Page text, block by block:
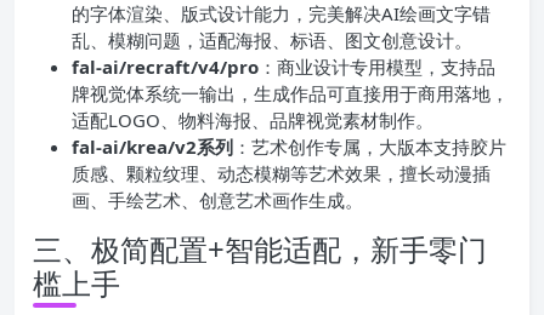
的字体渲染、版式设计能力，完美解决AI绘画文字错
乱、模糊问题，适配海报、标语、图文创意设计。
fal-ai/recraft/v4/pro ：商业设计专用模型，支持品
牌视觉体系统一输出，生成作品可直接用于商用落地，
适配LOGO、物料海报、品牌视觉素材制作。
fal-ai/krea/v2系列 ：艺术创作专属，大版本支持胶片
质感、颗粒纹理、动态模糊等艺术效果，擅长动漫插
画、手绘艺术、创意艺术画作生成。
三、极简配置+智能适配，新手零门
槛上手